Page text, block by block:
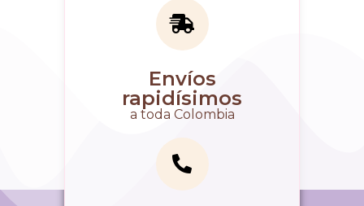
Envíos
rapidísimos
a toda Colombia